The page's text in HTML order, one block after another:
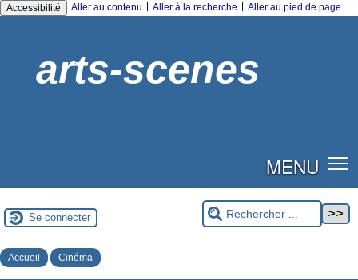
Accessibilité Aller au contenu Aller à la recherche Aller au pied de page
arts-scenes
MENU
Se connecter
Accueil Cinéma